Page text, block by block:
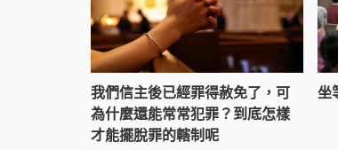
我們信主後已經罪得赦免了，可
為什麼還能常常犯罪？到底怎樣
才能擺脫罪的轄制呢
坐